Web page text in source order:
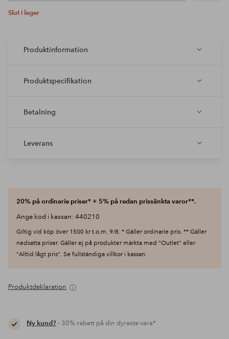
Slut i lager
Produktinformation
Produktspecifikation
Betalning
Leverans
20% på ordinarie priser* + 5% på redan prissänkta varor**.
Ange kod i kassan: 440210
Giltig vid köp över 1500 kr t.o.m. 9/8. * Gäller ordinarie pris. ** Gäller
nedsatta priser. Gäller ej på produkter märkta med "Outlet" eller
"Alltid lågt pris". Se fullständiga villkor i kassan.
Produktdeklaration
Ny kund?- 30% rabatt på din dyraste vara*